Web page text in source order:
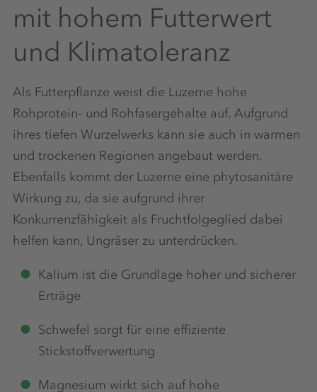
mit hohem Futterwert
und Klimatoleranz
Als Futterpflanze weist die Luzerne hohe
Rohprotein- und Rohfasergehalte auf. Aufgrund
ihres tiefen Wurzelwerks kann sie auch in warmen
und trockenen Regionen angebaut werden.
Ebenfalls kommt der Luzerne eine phytosanitäre
Wirkung zu, da sie aufgrund ihrer
Konkurrenzfähigkeit als Fruchtfolgeglied dabei
helfen kann, Ungräser zu unterdrücken.
Kalium ist die Grundlage hoher und sicherer
Erträge
Schwefel sorgt für eine effiziente
Stickstoffverwertung
Magnesium wirkt sich auf hohe